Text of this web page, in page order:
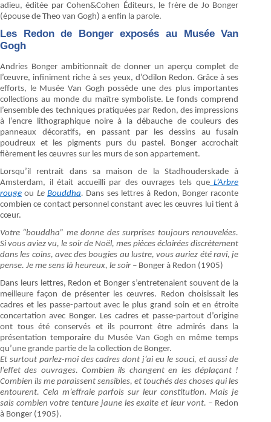
adieu, éditée par Cohen&Cohen Éditeurs, le frère de Jo Bonger
(épouse de Theo van Gogh) a enfin la parole.
Les Redon de Bonger exposés au Musée Van
Gogh
Andries Bonger ambitionnait de donner un aperçu complet de
l’œuvre, infiniment riche à ses yeux, d’Odilon Redon. Grâce à ses
efforts, le Musée Van Gogh possède une des plus importantes
collections au monde du maître symboliste. Le fonds comprend
l’ensemble des techniques pratiquées par Redon, des impressions
à l’encre lithographique noire à la débauche de couleurs des
panneaux décoratifs, en passant par les dessins au fusain
poudreux et les pigments purs du pastel. Bonger accrochait
fièrement les œuvres sur les murs de son appartement.
Lorsqu’il rentrait dans sa maison de la Stadhouderskade à
Amsterdam, il était accueilli par des ouvrages tels que L’Arbre
rouge ou Le Bouddha. Dans ses lettres à Redon, Bonger raconte
combien ce contact personnel constant avec les œuvres lui tient à
cœur.
Votre “bouddha” me donne des surprises toujours renouvelées.
Si vous aviez vu, le soir de Noël, mes pièces éclairées discrètement
dans les coins, avec des bougies au lustre, vous auriez été ravi, je
pense. Je me sens là heureux, le soir – Bonger à Redon (1905)
Dans leurs lettres, Redon et Bonger s’entretenaient souvent de la
meilleure façon de présenter les œuvres. Redon choisissait les
cadres et les passe-partout avec le plus grand soin et en étroite
concertation avec Bonger. Les cadres et passe-partout d’origine
ont tous été conservés et ils pourront être admirés dans la
présentation temporaire du Musée Van Gogh en même temps
qu’une grande partie de la collection de Bonger.
Et surtout parlez-moi des cadres dont j’ai eu le souci, et aussi de
l’effet des ouvrages. Combien ils changent en les déplaçant !
Combien ils me paraissent sensibles, et touchés des choses qui les
entourent. Cela m’effraie parfois sur leur constitution. Mais je
sais combien votre tenture jaune les exalte et leur vont. – Redon
à Bonger (1905).